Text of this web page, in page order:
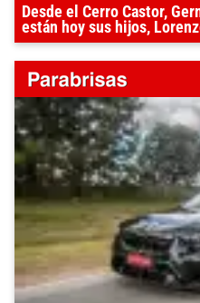
Desde el Cerro Castor,
están hoy sus hijos,